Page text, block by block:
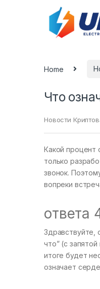
Home
Что
Новости
Какой процент
только
звонок.
вопреки
ответа
Здравствуйте,
что” (с
итоге будет
означает